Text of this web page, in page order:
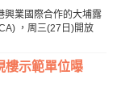
興業國際合作的大埔露
，周三(27日)開放
樓示範單位曝